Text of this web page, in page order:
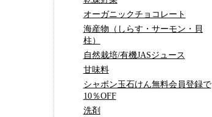
オーガニックチョコレート
海産物（しらす・サーモン・貝
柱）
自然栽培/有機JASジュース
甘味料
シャボン玉石けん無料会員登録で
10％OFF
洗剤